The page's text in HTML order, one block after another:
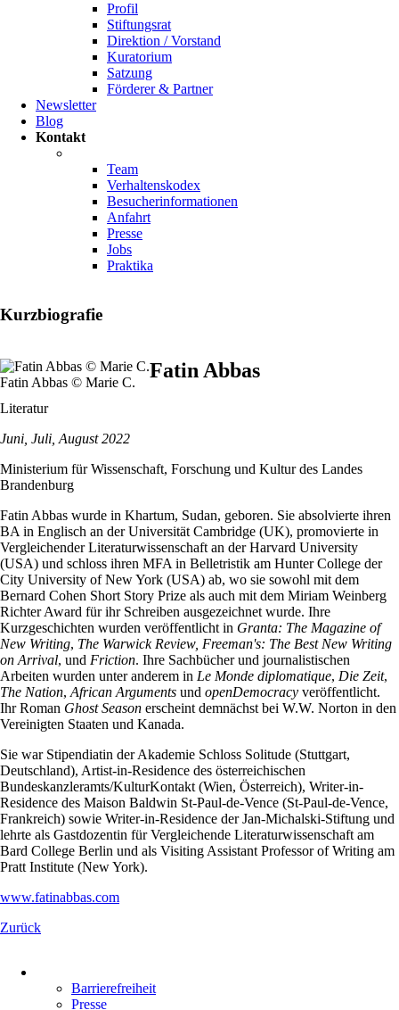
Profil
Stiftungsrat
Direktion / Vorstand
Kuratorium
Satzung
Förderer & Partner
Newsletter
Blog
Kontakt
Team
Verhaltenskodex
Besucherinformationen
Anfahrt
Presse
Jobs
Praktika
Kurzbiografie
Fatin Abbas © Marie C.
Fatin Abbas
Literatur
Juni, Juli, August 2022
Ministerium für Wissenschaft, Forschung und Kultur des Landes
Brandenburg
Fatin Abbas wurde in Khartum, Sudan, geboren. Sie absolvierte ihren
BA in Englisch an der Universität Cambridge (UK), promovierte in
Vergleichender Literaturwissenschaft an der Harvard University
(USA) und schloss ihren MFA in Belletristik am Hunter College der
City University of New York (USA) ab, wo sie sowohl mit dem
Bernard Cohen Short Story Prize als auch mit dem Miriam Weinberg
Richter Award für ihr Schreiben ausgezeichnet wurde. Ihre
Kurzgeschichten wurden veröffentlicht in Granta: The Magazine of
New Writing, The Warwick Review, Freeman's: The Best New Writing
on Arrival, und Friction. Ihre Sachbücher und journalistischen
Arbeiten wurden unter anderem in Le Monde diplomatique, Die Zeit,
The Nation, African Arguments und openDemocracy veröffentlicht.
Ihr Roman Ghost Season erscheint demnächst bei W.W. Norton in den
Vereinigten Staaten und Kanada.
Sie war Stipendiatin der Akademie Schloss Solitude (Stuttgart,
Deutschland), Artist-in-Residence des österreichischen
Bundeskanzleramts/KulturKontakt (Wien, Österreich), Writer-in-
Residence des Maison Baldwin St-Paul-de-Vence (St-Paul-de-Vence,
Frankreich) sowie Writer-in-Residence der Jan-Michalski-Stiftung und
lehrte als Gastdozentin für Vergleichende Literaturwissenschaft am
Bard College Berlin und als Visiting Assistant Professor of Writing am
Pratt Institute (New York).
www.fatinabbas.com
Zurück
überspringen
Barrierefreiheit
Presse